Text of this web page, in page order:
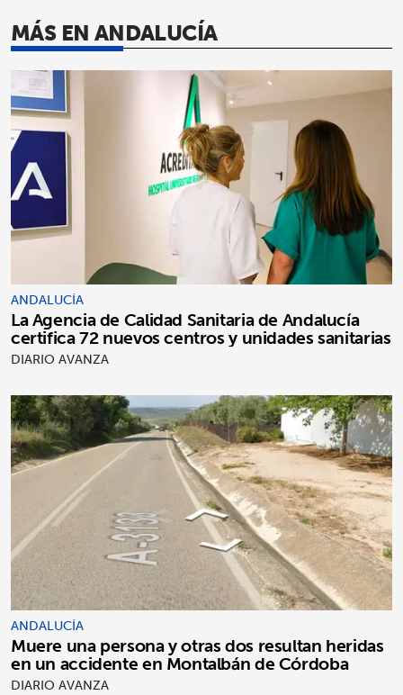
MÁS EN ANDALUCÍA
ANDALUCÍA
La Agencia de Calidad Sanitaria de Andalucía
certifica 72 nuevos centros y unidades sanitarias
DIARIO AVANZA
ANDALUCÍA
Muere una persona y otras dos resultan heridas
en un accidente en Montalbán de Córdoba
DIARIO AVANZA